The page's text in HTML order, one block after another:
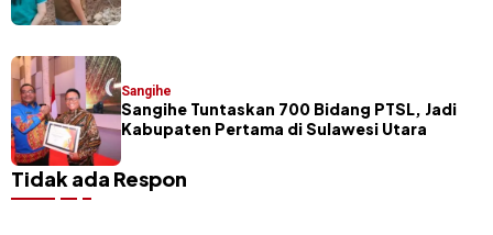
Sangihe
Sangihe Tuntaskan 700 Bidang PTSL, Jadi
Kabupaten Pertama di Sulawesi Utara
Tidak ada Respon